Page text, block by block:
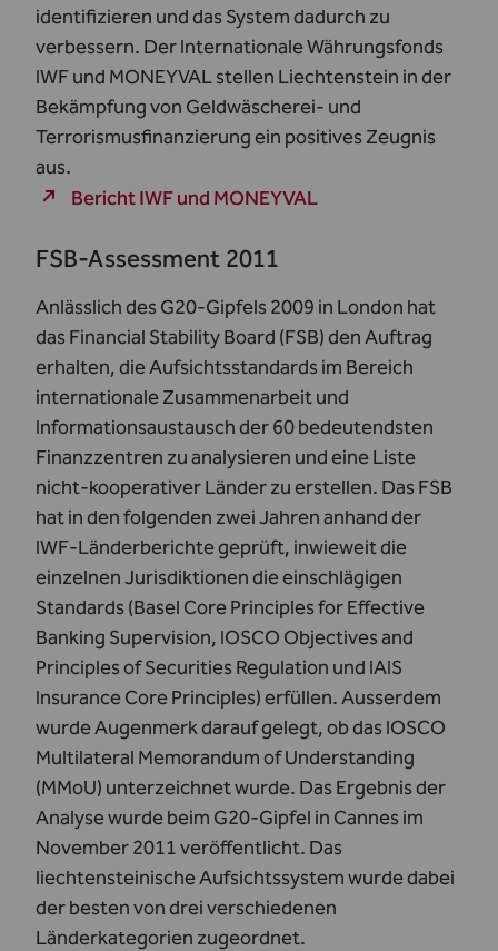
identifizieren und das System dadurch zu
verbessern. Der Internationale Währungsfonds
IWF und MONEYVAL stellen Liechtenstein in der
Bekämpfung von Geldwäscherei- und
Terrorismusfinanzierung ein positives Zeugnis
aus.
Bericht IWF und MONEYVAL
FSB-Assessment 2011
Anlässlich des G20-Gipfels 2009 in London hat
das Financial Stability Board (FSB) den Auftrag
erhalten, die Aufsichtsstandards im Bereich
internationale Zusammenarbeit und
Informationsaustausch der 60 bedeutendsten
Finanzzentren zu analysieren und eine Liste
nicht-kooperativer Länder zu erstellen. Das FSB
hat in den folgenden zwei Jahren anhand der
IWF-Länderberichte geprüft, inwieweit die
einzelnen Jurisdiktionen die einschlägigen
Standards (Basel Core Principles for Effective
Banking Supervision, IOSCO Objectives and
Principles of Securities Regulation und IAIS
Insurance Core Principles) erfüllen. Ausserdem
wurde Augenmerk darauf gelegt, ob das IOSCO
Multilateral Memorandum of Understanding
(MMoU) unterzeichnet wurde. Das Ergebnis der
Analyse wurde beim G20-Gipfel in Cannes im
November 2011 veröffentlicht. Das
liechtensteinische Aufsichtssystem wurde dabei
der besten von drei verschiedenen
Länderkategorien zugeordnet.